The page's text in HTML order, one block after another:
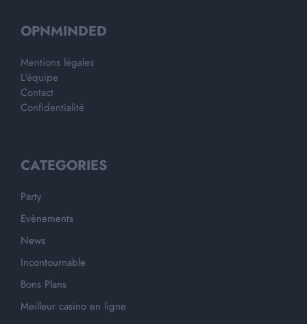
OPNMINDED
Mentions légales
L'équipe
Contact
Confidentialité
CATEGORIES
Party
Evènements
News
Incontournable
Bons Plans
Meilleur casino en ligne